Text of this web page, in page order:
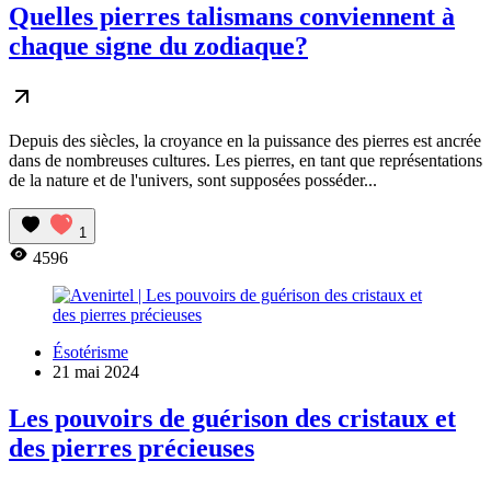
Quelles pierres talismans conviennent à
chaque signe du zodiaque?
Depuis des siècles, la croyance en la puissance des pierres est ancrée
dans de nombreuses cultures. Les pierres, en tant que représentations
de la nature et de l'univers, sont supposées posséder...
1
4596
Ésotérisme
21 mai 2024
Les pouvoirs de guérison des cristaux et
des pierres précieuses